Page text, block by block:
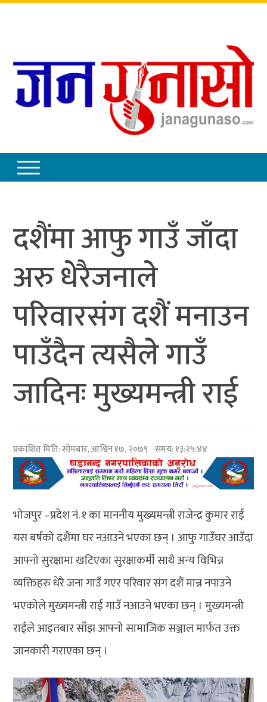
दशैंमा आफु गाउँ जाँदा
अरु धेरैजनाले
परिवारसंग दशैं मनाउन
पाउँदैन त्यसैले गाउँ
जादिनः मुख्यमन्त्री राई
प्रकाशित मिति:सोमबार, आश्विन १७, २०७९ समय: १३:२५:४४
भोजपुर –प्रदेश नं. १ का माननीय मुख्यमन्त्री राजेन्द्र कुमार राई
यस बर्षको दशैंमा घर नआउने भएका छन् । आफु गाउँघर आउँदा
आफ्नो सुरक्षामा खटिएका सुरक्षाकर्मी साथै अन्य विभिन्न
व्यक्तिहरु धेरै जना गाउँ गएर परिवार संग दशैं मान्न नपाउने
भएकोले मुख्यमन्त्री राई गाउँ नआउने भएका छन् । मुख्यमन्त्री
राईले आइतबार साँझ आफ्नो सामाजिक सञ्जाल मार्फत उक्त
जानकारी गराएका छन् ।